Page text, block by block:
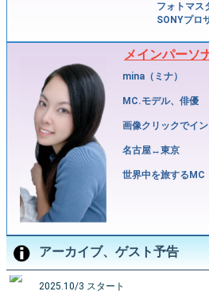
フォトマス
SONYプロ
メインパーソ
mina（ミナ）
MC.モデル、俳優
画像クリックでイ
名古屋↔️東京
世界中を旅するMC
アーカイブ、ゲスト予告
2025.10/3 スタート